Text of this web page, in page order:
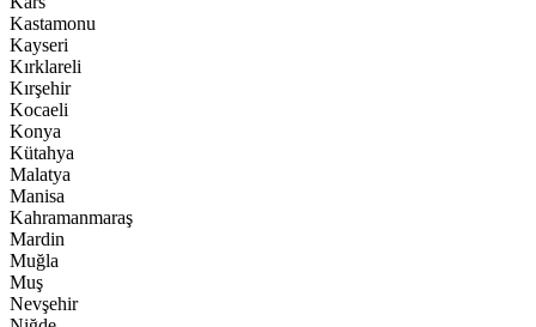
Kastamonu
Kayseri
Kırklareli
Kırşehir
Kocaeli
Konya
Kütahya
Malatya
Manisa
Kahramanmaraş
Mardin
Muğla
Muş
Nevşehir